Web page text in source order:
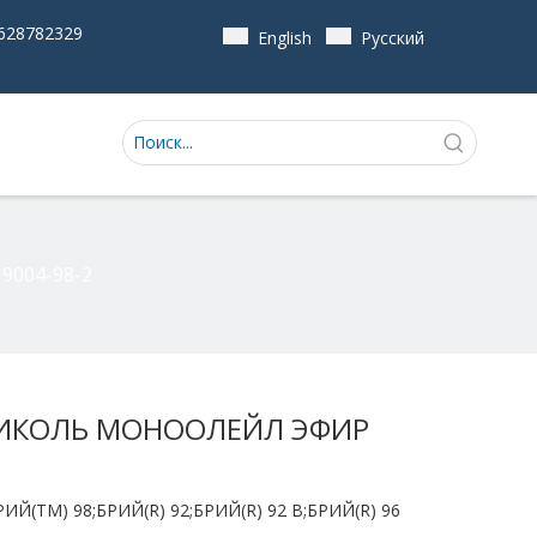
English Pусский
МОНООЛЕЙЛ ЭФИР
98;БРИЙ(R) 92;БРИЙ(R) 92 В;БРИЙ(R) 96